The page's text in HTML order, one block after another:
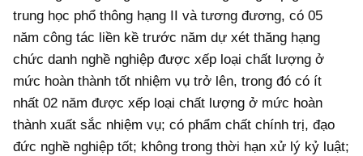
trung học phổ thông hạng II và tương đương, có 05
năm công tác liền kề trước năm dự xét thăng hạng
chức danh nghề nghiệp được xếp loại chất lượng ở
mức hoàn thành tốt nhiệm vụ trở lên, trong đó có ít
nhất 02 năm được xếp loại chất lượng ở mức hoàn
thành xuất sắc nhiệm vụ; có phẩm chất chính trị, đạo
đức nghề nghiệp tốt; không trong thời hạn xử lý kỷ luật;